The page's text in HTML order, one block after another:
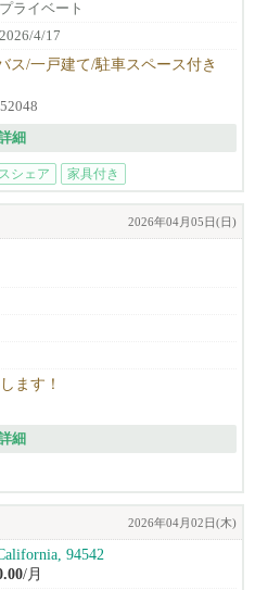
プライベート
2026/4/17
ス/一戸建て/駐車スペース付き
細
シェア 家具付き
2026年04月05日(日)
ます！
細
2026年04月02日(木)
California, 94542
/月